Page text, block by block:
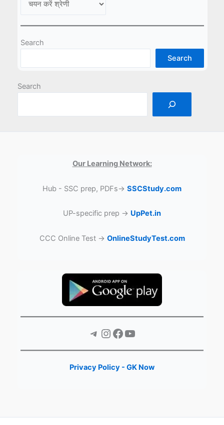
Search
Search
Search
Our Learning Network:
Hub - SSC prep, PDFs→ SSCStudy.com
UP-specific prep → UpPet.in
CCC Online Test → OnlineStudyTest.com
Telegram Instagram Facebook YouTube
Privacy Policy - GK Now